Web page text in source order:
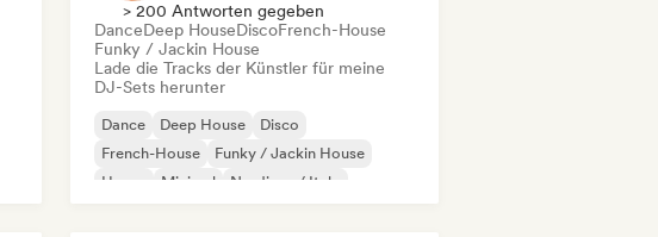
> 200 Antworten gegeben
DanceDeep HouseDiscoFrench-House
Funky / Jackin House
Lade die Tracks der Künstler für meine
DJ-Sets herunter
Dance Deep House
Disco
French-House
Funky / Jackin House
House
Minimal Nu-disco / Italo